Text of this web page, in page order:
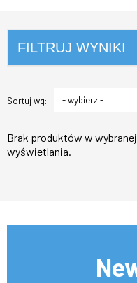
FILTRUJ WYNIKI
Sortuj wg:
Brak produktów w
wyświetlania.